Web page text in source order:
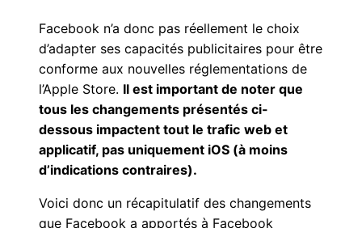
Facebook n’a donc pas réellement le choix
d’adapter ses capacités publicitaires pour être
conforme aux nouvelles réglementations de
l’Apple Store. Il est important de noter que
tous les changements présentés ci-
dessous impactent tout le trafic web et
applicatif, pas uniquement iOS (à moins
d’indications contraires).
Voici donc un récapitulatif des changements
que Facebook a apportés à Facebook